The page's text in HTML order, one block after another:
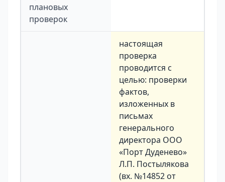
плановых
проверок
настоящая
проверка
проводится с
целью: проверки
фактов,
изложенных в
письмах
генерального
директора ООО
«Порт Дуденево»
Л.П. Постылякова
(вх. №14852 от